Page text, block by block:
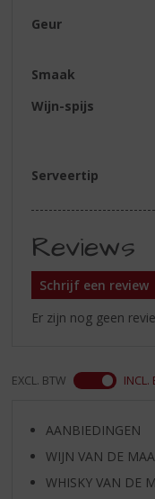
Geur
Smaak
Wijn-spijs
Serveertip
Reviews
Schrijf een review
Er zijn nog geen
EXCL. BTW INCL.
AANBIEDINGEN
WIJN VAN DE
WHISKY VAN DE